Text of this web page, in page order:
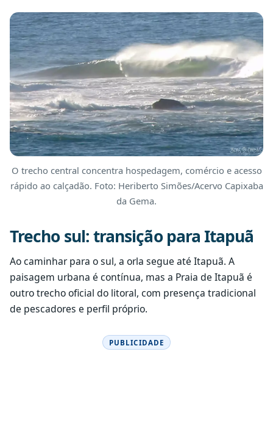
O trecho central concentra hospedagem, comércio e acesso
rápido ao calçadão. Foto: Heriberto Simões/Acervo Capixaba
da Gema.
Trecho sul: transição para Itapuã
Ao caminhar para o sul, a orla segue até Itapuã. A
paisagem urbana é contínua, mas a Praia de Itapuã é
outro trecho oficial do litoral, com presença tradicional
de pescadores e perfil próprio.
PUBLICIDADE